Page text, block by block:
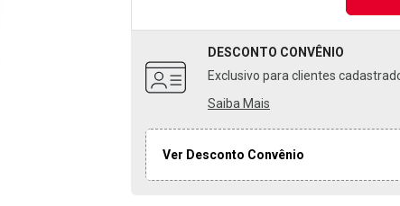
DESCONTO CONVÊNIO
Exclusivo para clientes
Saiba Mais
Ver Desconto Convênio